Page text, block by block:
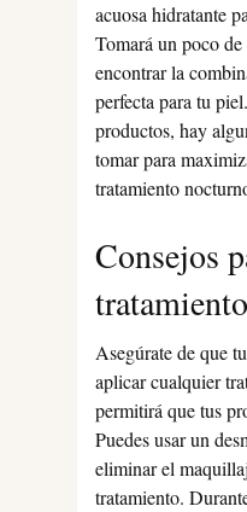
acuosa hidratante
Tomará un poco
encontrar la
perfecta para tu
productos, hay
tomar para
tratamiento
Consejos
Asegúrate de que
aplicar cualquier
permitirá que tus
Puedes usar un
eliminar el
tratamiento.